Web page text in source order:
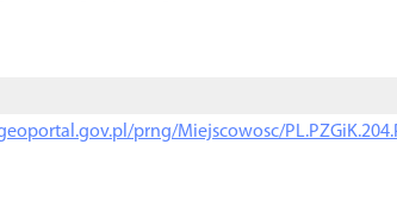
prng/Miejscowosc/